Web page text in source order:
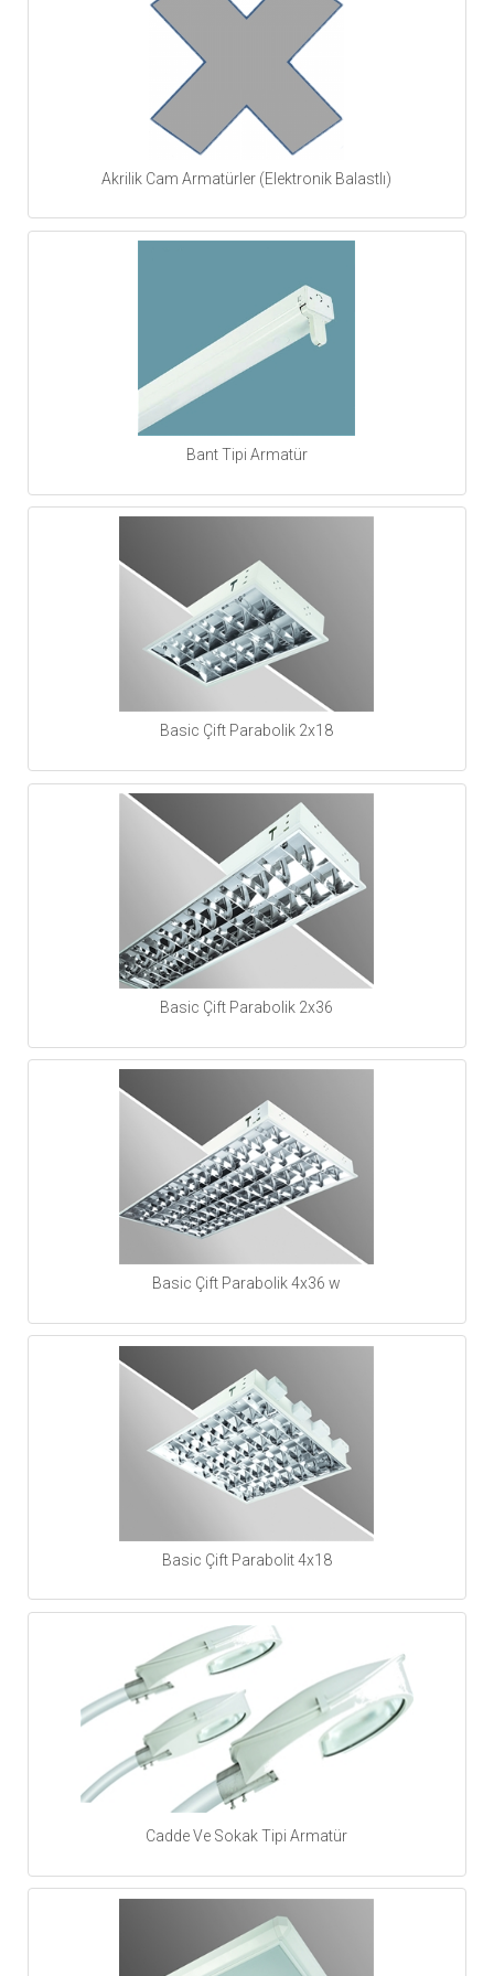
Akrilik Cam Armatürler (Elektronik Balastlı)
Bant Tipi Armatür
Basic Çift Parabolik 2x18
Basic Çift Parabolik 2x36
Basic Çift Parabolik 4x36 w
Basic Çift Parabolit 4x18
Cadde Ve Sokak Tipi Armatür